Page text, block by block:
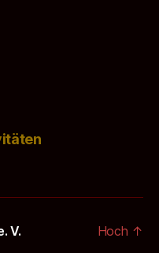
V. Hoch ↑